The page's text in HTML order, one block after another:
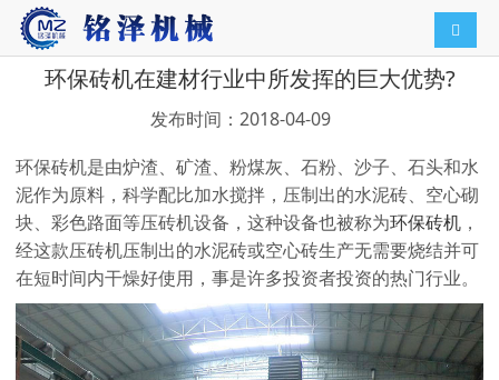
导航
环保砖机在建材行业中所发挥的巨大优势?
发布时间：2018-04-09
环保砖机是由炉渣、矿渣、粉煤灰、石粉、沙子、石头和水
泥作为原料，科学配比加水搅拌，压制出的水泥砖、空心砌
块、彩色路面等压砖机设备，这种设备也被称为环保砖机 ，
经这款压砖机压制出的水泥砖或空心砖生产无需要烧结并可
在短时间内干燥好使用，事是许多投资者投资的热门行业。